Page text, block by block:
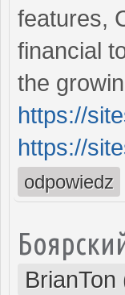
features,
financial
the
https://
https://
odpowiedz